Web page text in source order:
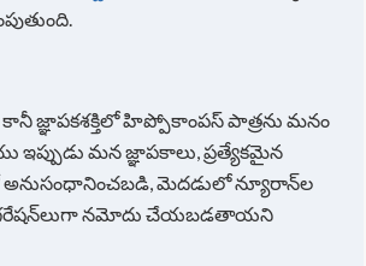
కానీ జ్ఞాపకశక్తిలో హిప్పోకాంపస్ పాత్రను మనం
ఇప్పుడు మన జ్ఞాపకాలు, ప్రత్యేకమైన
మెదడులో న్యూరాన్‌ల
నమోదు చేయబడతాయని